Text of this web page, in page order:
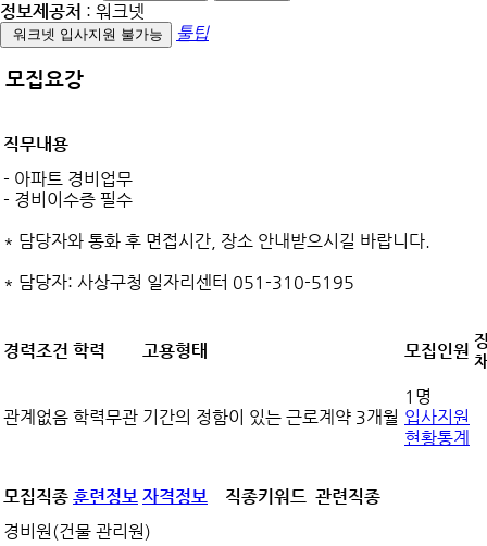
정보제공처 : 워크넷
워크넷 입사지원 불가능 툴팁
모집요강
직무내용
- 아파트 경비업무
- 경비이수증 필수
* 담당자와 통화 후 면접시간, 장소 안내받으시길 바랍니다.
* 담당자: 사상구청 일자리센터 051-310-5195
경력조건 학력 고용형태 모집인원
관계없음 학력무관 기간의 정함이 있는 근로계약 3개월
1명
입사지원
현황통계
모집직종 훈련정보 자격정보 직종키워드 관련직종
경비원(건물 관리원)